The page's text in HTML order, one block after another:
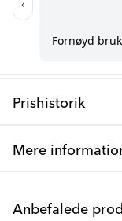
Prishistorik
Mere
barn at sidde i samt
til børn, som selv
Anbefalede